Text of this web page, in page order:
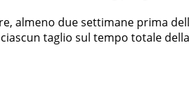
almeno due settimane prima
taglio sul tempo totale